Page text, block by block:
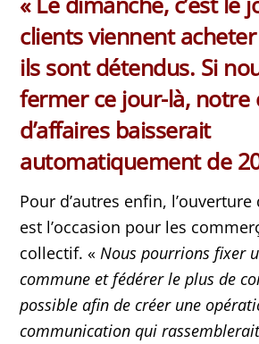
clients viennent
ils sont détendus. Si
fermer ce jour-là, notre
d’affaires baisserait
automatiquement de
Pour d’autres enfin,
est l’occasion pour les
collectif. «Nous pourrions fixer
commune et fédérer le plus de
possible afin de créer une
communication qui